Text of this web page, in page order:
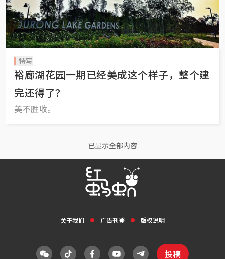
特写
裕廊湖花园一期已经美成这个样子，整个建
完还得了？
美不胜收。
已显示全部内容
关于我们 广告刊登 版权说明
投稿